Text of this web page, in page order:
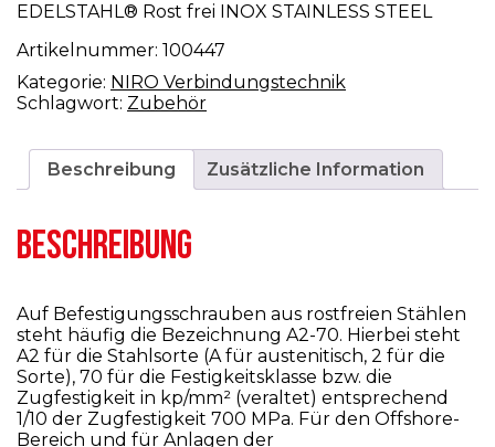
EDELSTAHL® Rost frei INOX STAINLESS STEEL
Artikelnummer: 100447
Kategorie: NIRO Verbindungstechnik
Schlagwort: Zubehör
Beschreibung Zusätzliche Information
BESCHREIBUNG
Auf Befestigungsschrauben aus rostfreien Stählen
steht häufig die Bezeichnung A2-70. Hierbei steht
A2 für die Stahlsorte (A für austenitisch, 2 für die
Sorte), 70 für die Festigkeitsklasse bzw. die
Zugfestigkeit in kp/mm² (veraltet) entsprechend
1/10 der Zugfestigkeit 700 MPa. Für den Offshore-
Bereich und für Anlagen der